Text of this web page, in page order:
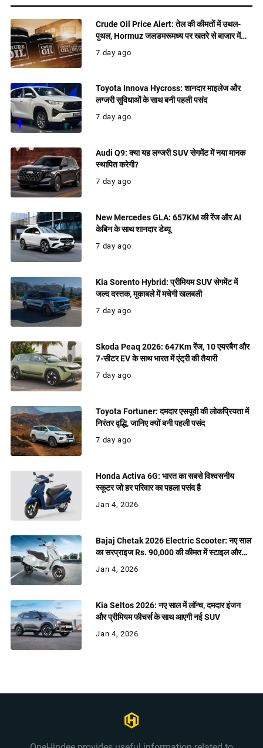
Crude Oil Price Alert: तेल की कीमतों में उथल-
पुथल, Hormuz जलडमरूमध्य पर खतरे से बाजार में
बढ़ी हलचल
7 day ago
Toyota Innova Hycross: शानदार माइलेज और
लग्जरी सुविधाओं के साथ बनी पहली पसंद
7 day ago
Audi Q9: क्या यह लग्जरी SUV सेगमेंट में नया मानक
स्थापित करेगी?
7 day ago
New Mercedes GLA: 657KM की रेंज और AI
केबिन के साथ शानदार डेब्यू
7 day ago
Kia Sorento Hybrid: प्रीमियम SUV सेगमेंट में
जल्द दस्तक, मुकाबले में मचेगी खलबली
7 day ago
Skoda Peaq 2026: 647Km रेंज, 10 एयरबैग और
7-सीटर EV के साथ भारत में एंट्री की तैयारी
7 day ago
Toyota Fortuner: दमदार एसयूवी की लोकप्रियता में
निरंतर वृद्धि, जानिए क्यों बनी पहली पसंद
7 day ago
Honda Activa 6G: भारत का सबसे विश्वसनीय
स्कूटर जो हर परिवार का पहला पसंद है
Jan 4, 2026
Bajaj Chetak 2026 Electric Scooter: नए साल
का सरप्राइज Rs. 90,000 की कीमत में स्टाइल और
शक्ति
Jan 4, 2026
Kia Seltos 2026: नए साल में लॉन्च, दमदार इंजन
और प्रीमियम फीचर्स के साथ आएगी नई SUV
Jan 4, 2026